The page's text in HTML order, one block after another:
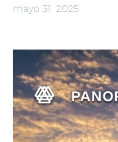
mayo 31, 2025